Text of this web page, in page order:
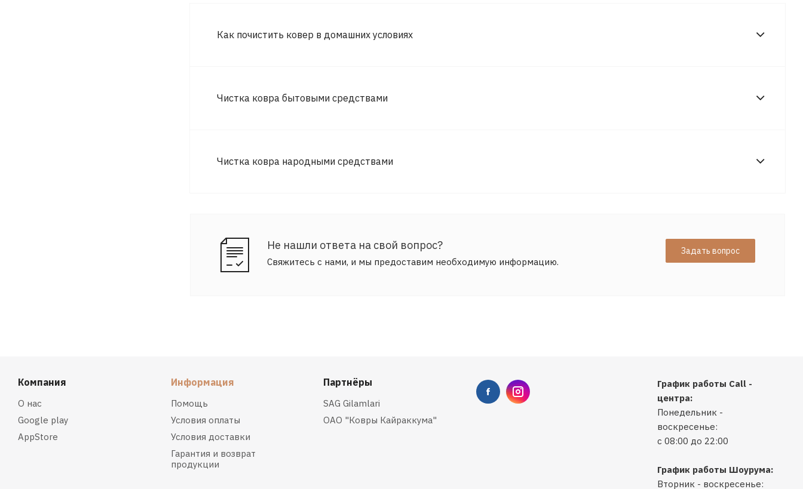
Как почистить ковер в домашних условиях
Чистка ковра бытовыми средствами
Чистка ковра народными средствами
Не нашли ответа на свой вопрос?
Свяжитесь с нами, и мы предоставим необходимую информацию.
Задать вопрос
Компания
О нас
Google play
AppStore
Информация
Помощь
Условия оплаты
Условия доставки
Гарантия и возврат
продукции
Партнёры
SAG Gilamlari
ОАО "Ковры Кайраккума"
График работы Call -
центра:
Понедельник -
воскресенье:
с 08:00 до 22:00
График работы Шоурума:
Вторник - воскресенье: